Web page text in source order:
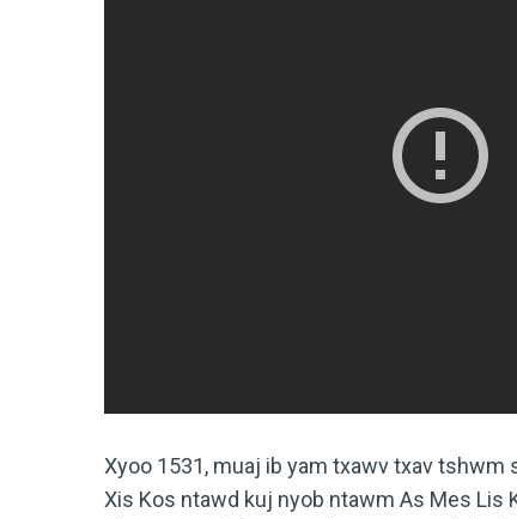
Xyoo 1531, muaj ib yam txawv txav
Xis Kos ntawd kuj nyob ntawm As Mes Lis